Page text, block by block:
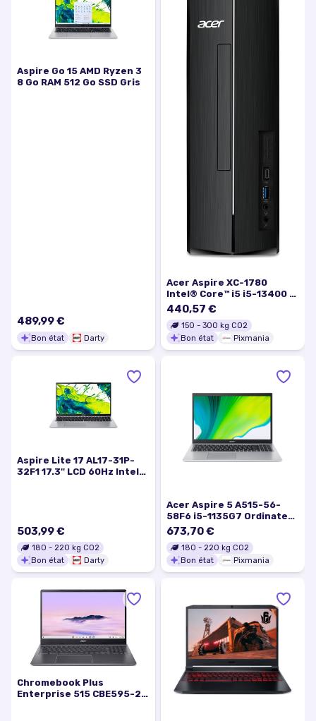
Aspire Go 15 AMD Ryzen 3
8 Go RAM 512 Go SSD Gris
489,99 €
Bon état Darty
Acer Aspire XC-1780
Intel® Core™ i5 i5-13400 8
Go DDR4-SDRAM 512 Go
SSD Windows 11 Home
Bureau PC Noir - Bon état
440,57 €
150 - 300 kg CO2
Bon état
Pixmania
Aspire Lite 17 AL17-31P-
32F1 17.3'' LCD 60Hz Intel
503,99 €
180 - 220 kg CO2
Bon état
Darty
Acer Aspire 5 A515-56-
58F6 i5-1135G7 Ordinateur
portable 39,6 cm (15.6 )
Full HD Intel® Core™ i5 8
Go DDR4-SDRAM 512 Go
SSD Wi-Fi 6 (802.11ax)
Windows 10 Pro Argent -
673,70 €
180 - 220 kg CO2
Bon état
Pixmania
Chromebook Plus
Enterprise 515 CBE595-2 -